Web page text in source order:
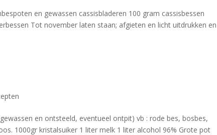
en gewassen cassisbladeren 100 gram cassisbessen
Tot november laten staan; afgieten en licht uitdrukken en
en ontsteeld, eventueel ontpit) vb : rode bes, bosbes,
1000gr kristalsuiker 1 liter melk 1 liter alcohol 96% Grote pot